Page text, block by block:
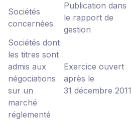
Sociétés
concernées
Publication dans
le rapport de
gestion
Sociétés dont
les titres sont
admis aux
négociations
sur un
marché
réglementé
Exercice ouvert
après le
31 décembre 2011